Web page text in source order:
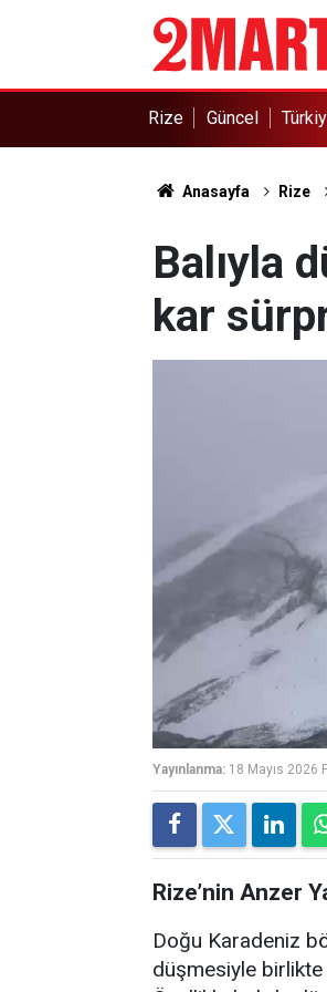
Rize Güncel
Anasayfa Rize
Balıyla
kar
Yayınlanma: 18 Mayıs 2026
Rize’nin Anzer
Doğu Karadeniz
düşmesiyle birlikte